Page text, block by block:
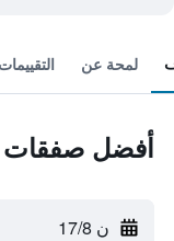
لمحة عن التقييمات
أفضل صفقات
ن 17/8